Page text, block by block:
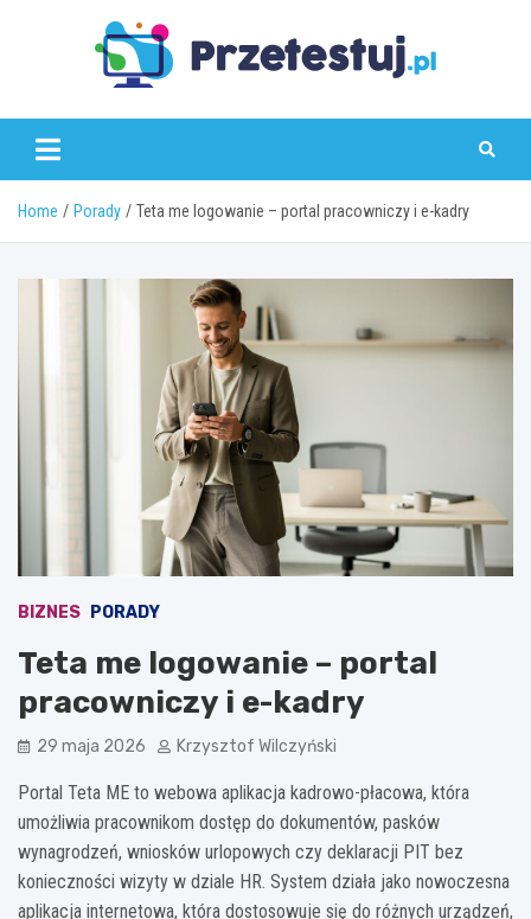
przetestuj.pl
Home Porady Teta me logowanie – portal pracowniczy i e-kadry
BIZNES PORADY
Teta me logowanie – portal
pracowniczy i e-kadry
29 maja 2026 Krzysztof Wilczyński
Portal Teta ME to webowa aplikacja kadrowo-płacowa, która
umożliwia pracownikom dostęp do dokumentów, pasków
wynagrodzeń, wniosków urlopowych czy deklaracji PIT bez
konieczności wizyty w dziale HR. System działa jako nowoczesna
aplikacja internetowa, która dostosowuje się do różnych urządzeń,